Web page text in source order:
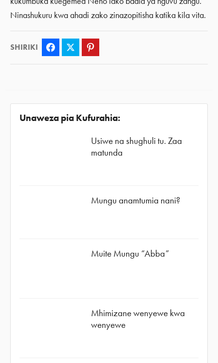
Ninashukuru kwa ahadi zako zinazopitisha katika kila vita.
SHIRIKI Facebook Twitter
Unaweza pia Kufurahia:
Usiwe na shughuli tu. Zaa
matunda
Mungu anamtumia nani?
Muite Mungu “Abba”
Mhimizane wenyewe kwa
wenyewe